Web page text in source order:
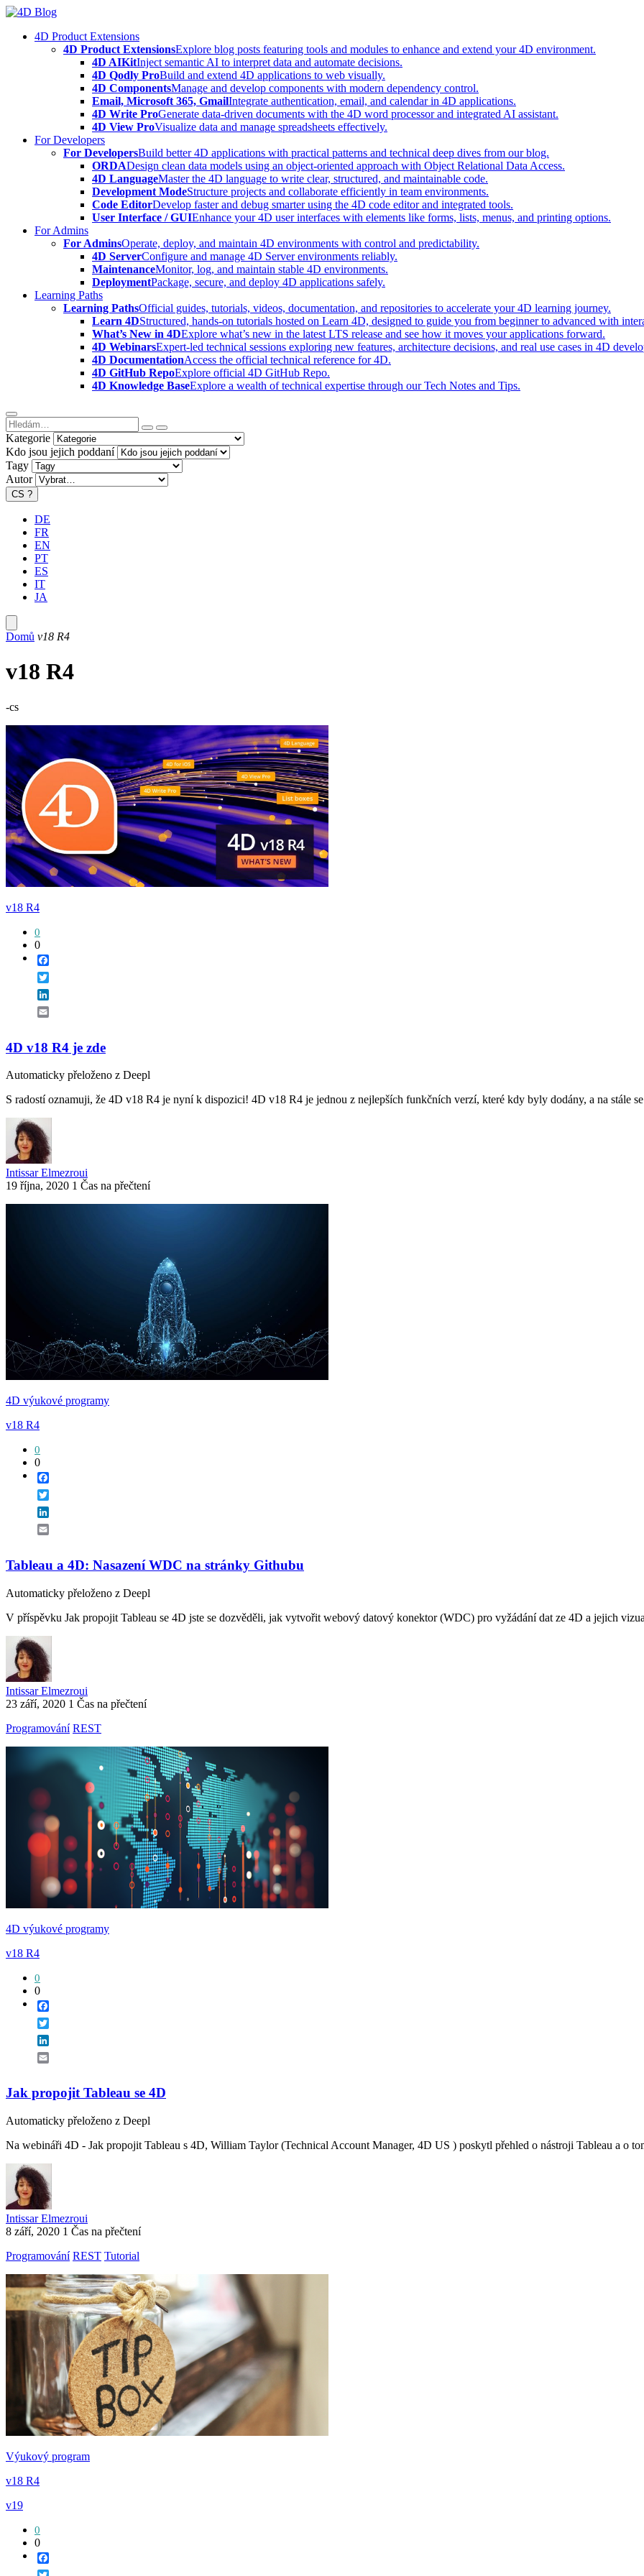
Skip
content4D Product Extensions
4D Product ExtensionsExplore blog posts featuring tools and modules to enhance and extend your 4D environment.
4D AIKitInject semantic AI to interpret data and automate decisions.
4D Qodly ProBuild and extend 4D applications to web visually.
4D ComponentsManage and develop components with modern dependency control.
Email, Microsoft 365, GmailIntegrate authentication, email, and calendar in 4D applications.
4D Write ProGenerate data-driven documents with the 4D word processor and integrated AI assistant.
4D View ProVisualize data and manage spreadsheets effectively.
For Developers
For DevelopersBuild better 4D applications with practical patterns and technical deep dives from our blog.
ORDADesign clean data models using an object-oriented approach with Object Relational Data Access.
4D LanguageMaster the 4D language to write clear, structured, and maintainable code.
Development ModeStructure projects and collaborate efficiently in team environments.
Code EditorDevelop faster and debug smarter using the 4D code editor and integrated tools.
User Interface / GUIEnhance your 4D user interfaces with elements like forms, lists, menus, and printing options.
For Admins
For AdminsOperate, deploy, and maintain 4D environments with control and predictability.
4D ServerConfigure and manage 4D Server environments reliably.
MaintenanceMonitor, log, and maintain stable 4D environments.
DeploymentPackage, secure, and deploy 4D applications safely.
Learning Paths
Learning PathsOfficial guides, tutorials, videos, documentation, and repositories to accelerate your 4D learning journey.
Learn 4DStructured, hands-on tutorials hosted on Learn 4D, designed to guide you from beginner to advanced with
What’s New in 4DExplore what’s new in the latest LTS release and see how it moves your applications forward.
4D WebinarsExpert-led technical sessions exploring new features, architecture decisions, and real use cases in 4D
4D DocumentationAccess the official technical reference for 4D.
4D GitHub RepoExplore official 4D GitHub Repo.
4D Knowledge BaseExplore a wealth of technical expertise through our Tech Notes and Tips.
Kategorie
Kdo jsou jejich poddaní
Tagy
Autor
CS ?
DE
FR
EN
PT
ES
IT
JA
Domů v18 R4
v18 R4
-cs
v18 R4
0
0
4D v18 R4 je zde
Automaticky přeloženo z Deepl
S radostí oznamuji, že 4D v18 R4 je nyní k dispozici! 4D v18 R4 je jednou z nejlepších funkčních verzí, které kdy byly dodány, a na stále
Intissar Elmezroui
19 října, 2020 1 Čas na přečtení
4D výukové programy
v18 R4
0
0
Tableau a 4D: Nasazení WDC na stránky Githubu
Automaticky přeloženo z Deepl
V příspěvku Jak propojit Tableau se 4D jste se dozvěděli, jak vytvořit webový datový konektor (WDC) pro vyžádání dat ze 4D a jejich
Intissar Elmezroui
23 září, 2020 1 Čas na přečtení
Programování REST
4D výukové programy
v18 R4
0
0
Jak propojit Tableau se 4D
Automaticky přeloženo z Deepl
Na webináři 4D - Jak propojit Tableau s 4D, William Taylor (Technical Account Manager, 4D US ) poskytl přehled o nástroji Tableau a o
Intissar Elmezroui
8 září, 2020 1 Čas na přečtení
Programování REST Tutorial
Výukový program
v18 R4
v19
0
0